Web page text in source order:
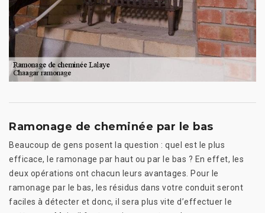
Ramonage de cheminée par le bas
Beaucoup de gens posent la question : quel est le plus
efficace, le ramonage par haut ou par le bas ? En effet, les
deux opérations ont chacun leurs avantages. Pour le
ramonage par le bas, les résidus dans votre conduit seront
faciles à détecter et donc, il sera plus vite d’effectuer le